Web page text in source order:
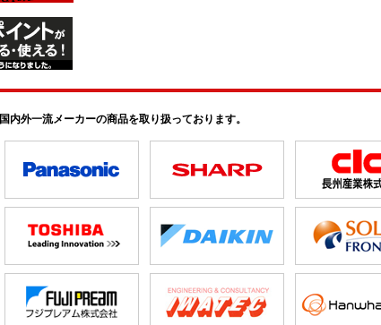
国内外一流メーカーの商品を取り扱っております。